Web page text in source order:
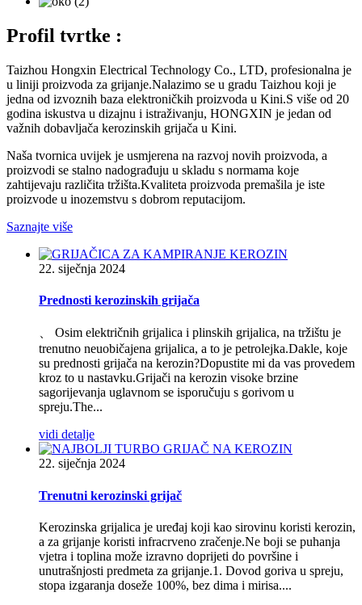
Profil tvrtke :
Taizhou Hongxin Electrical Technology Co., LTD, profesionalna je
u liniji proizvoda za grijanje.Nalazimo se u gradu Taizhou koji je
jedna od izvoznih baza elektroničkih proizvoda u Kini.S više od 20
godina iskustva u dizajnu i istraživanju, HONGXIN je jedan od
važnih dobavljača kerozinskih grijača u Kini.
Naša tvornica uvijek je usmjerena na razvoj novih proizvoda, a
proizvodi se stalno nadograđuju u skladu s normama koje
zahtijevaju različita tržišta.Kvaliteta proizvoda premašila je iste
proizvode u inozemstvu s dobrom reputacijom.
Saznajte više
22. siječnja 2024
Prednosti kerozinskih grijača
、 Osim električnih grijalica i plinskih grijalica, na tržištu je
trenutno neuobičajena grijalica, a to je petrolejka.Dakle, koje
su prednosti grijača na kerozin?Dopustite mi da vas provedem
kroz to u nastavku.Grijači na kerozin visoke brzine
sagorijevanja uglavnom se isporučuju s gorivom u
spreju.The...
vidi detalje
22. siječnja 2024
Trenutni kerozinski grijač
Kerozinska grijalica je uređaj koji kao sirovinu koristi kerozin,
a za grijanje koristi infracrveno zračenje.Ne boji se puhanja
vjetra i toplina može izravno doprijeti do površine i
unutrašnjosti predmeta za grijanje.1. Dovod goriva u spreju,
stopa izgaranja doseže 100%, bez dima i mirisa....